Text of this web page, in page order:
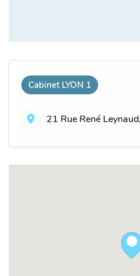
Cabinet LYON 1
21 Rue René